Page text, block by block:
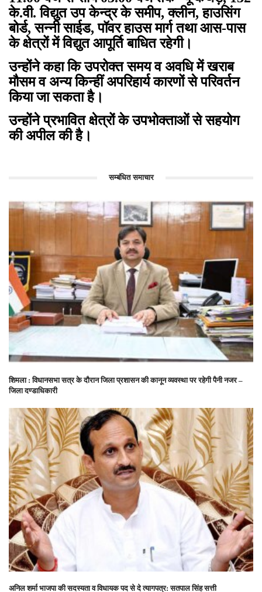
के.वी. विद्युत उप केन्द्र के समीप, क्लीन, हाउसिंग
बोर्ड, सन्नी साईड, पॉवर हाउस मार्ग तथा आस-पास
के क्षेत्रों में विद्युत आपूर्ति बाधित रहेगी।
उन्होंने कहा कि उपरोक्त समय व अवधि में खराब
मौसम व अन्य किन्हीं अपरिहार्य कारणों से परिवर्तन
किया जा सकता है।
उन्होंने प्रभावित क्षेत्रों के उपभोक्ताओं से सहयोग
की अपील की है।
सम्बंधित समाचार
शिमला : विधानसभा सत्र के दौरान जिला प्रशासन की कानून व्यवस्था पर रहेगी पैनी नजर –
जिला दण्डाधिकारी
अनिल शर्मा भाजपा की सदस्यता व विधायक पद से दे त्यागपत्र: सतपाल सिंह सत्ती